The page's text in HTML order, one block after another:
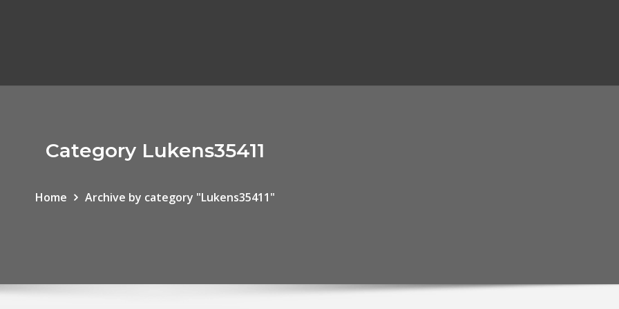
Category Lukens35411
Home Archive by category "Lukens35411"